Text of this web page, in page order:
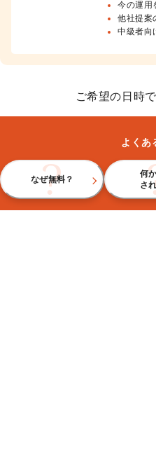
今の運用
他社提案
中級者向
ご希望の日時
よくあ
なぜ無料？
何
さ